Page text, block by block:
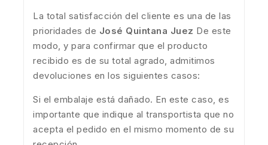
La total satisfacción del cliente es una de las
prioridades de José Quintana Juez De este
modo, y para confirmar que el producto
recibido es de su total agrado, admitimos
devoluciones en los siguientes casos:
Si el embalaje está dañado. En este caso, es
importante que indique al transportista que no
acepta el pedido en el mismo momento de su